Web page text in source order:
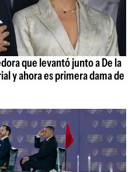
que levantó junto a De la
y ahora es primera dama de